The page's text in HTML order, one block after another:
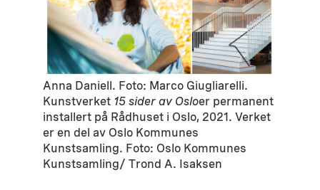
Anna Daniell. Foto: Marco Giugliarelli.
Kunstverket 15 sider av Osloer permanent
installert på Rådhuset i Oslo, 2021. Verket
er en del av Oslo Kommunes
Kunstsamling. Foto: Oslo Kommunes
Kunstsamling/ Trond A. Isaksen